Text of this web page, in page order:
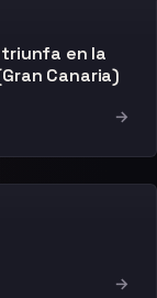
en la
Canaria)
→
→